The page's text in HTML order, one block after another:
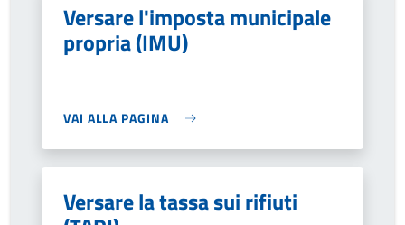
Versare l'imposta municipale
propria (IMU)
VAI ALLA PAGINA
Versare la tassa sui rifiuti